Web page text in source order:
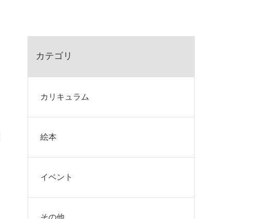
カテゴリ
カリキュラム
絵本
イベント
その他